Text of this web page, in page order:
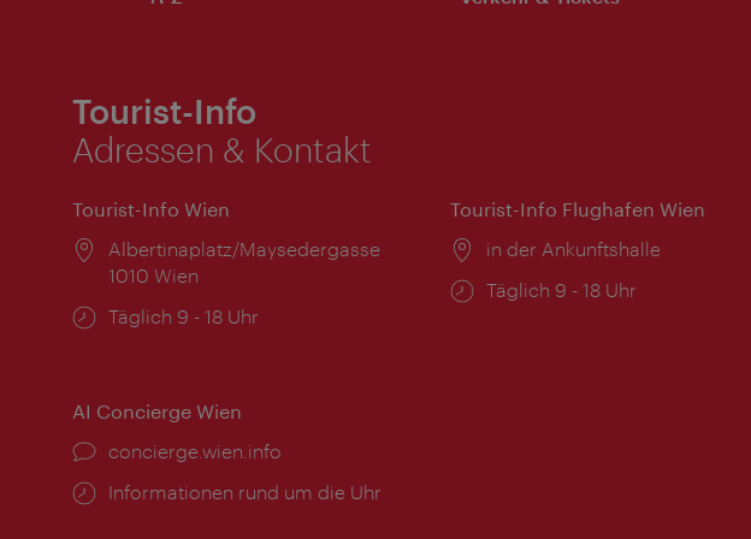
Tourist-Info
Adressen & Kontakt
Tourist-Info Wien
Ort:
Albertinaplatz/Maysedergasse
1010 Wien
Öffnungszeiten:
Täglich 9 - 18 Uhr
Tourist-Info Flughafen Wien
Ort:
in der Ankunftshalle
Öffnungszeiten:
Täglich 9 - 18 Uhr
AI Concierge Wien
Ort:
concierge.wien.info
Öffnungszeiten:
Informationen rund um die Uhr